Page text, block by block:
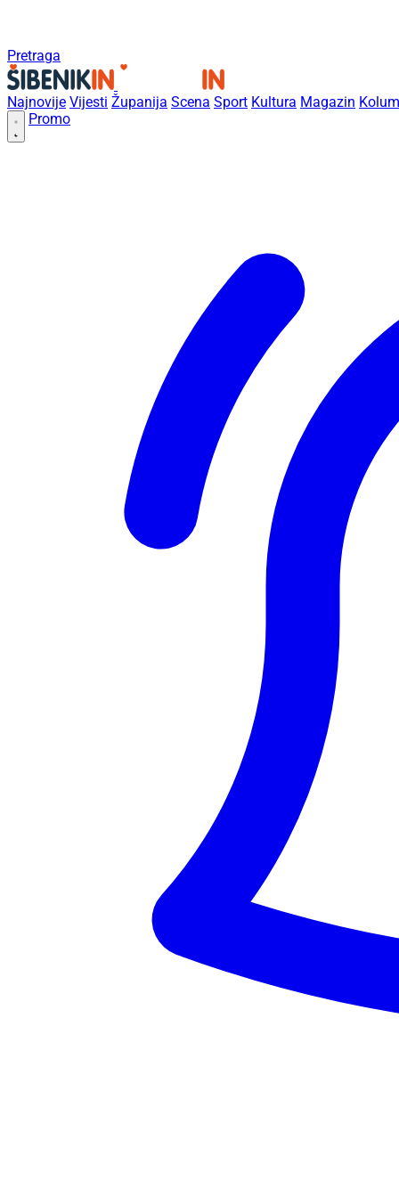
Pretraga
Najnovije Vijesti Županija Scena Sport Kultura Magazin
Promo